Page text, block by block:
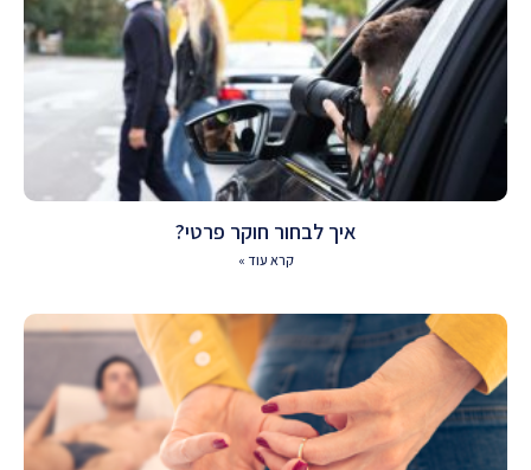
איך לבחור חוקר פרטי?
קרא עוד »